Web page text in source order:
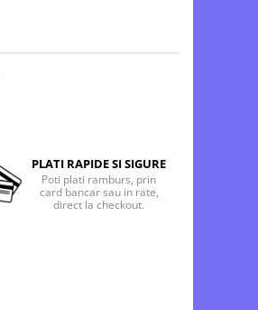
PLATI RAPIDE SI SIGURE
Poti plati ramburs, prin
card bancar sau in rate,
direct la checkout.